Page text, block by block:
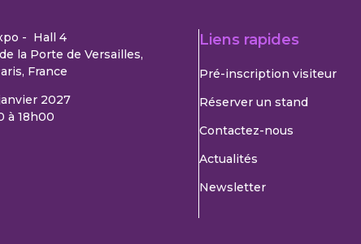
- Hall 4
la Porte de Versailles,
France
2027
à 18h00
Liens rapides
Pré-inscription visiteur
Réserver un stand
Contactez-nous
Actualités
Newsletter